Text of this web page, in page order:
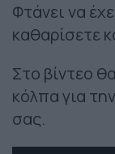
Φτάνει να
καθαρίσετε
Στο βίντεο
κόλπα για
σας.